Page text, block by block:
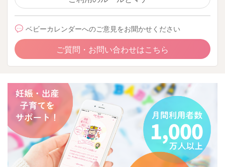
ベビーカレンダーへのご意見をお聞かせください
ご質問・お問い合わせはこちら